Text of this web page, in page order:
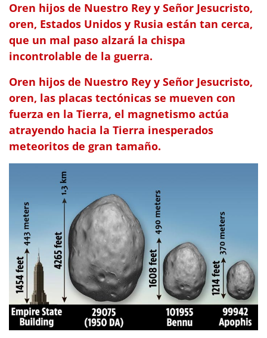
Oren hijos de Nuestro Rey y Señor Jesucristo,
oren, Estados Unidos y Rusia están tan cerca,
que un mal paso alzará la chispa
incontrolable de la guerra.
Oren hijos de Nuestro Rey y Señor Jesucristo,
oren, las placas tectónicas se mueven con
fuerza en la Tierra, el magnetismo actúa
atrayendo hacia la Tierra inesperados
meteoritos de gran tamaño.